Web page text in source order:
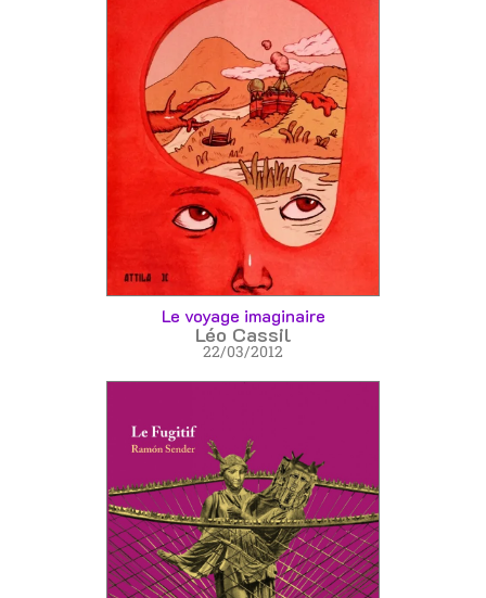
Le voyage imaginaire
Léo Cassil
22/03/2012